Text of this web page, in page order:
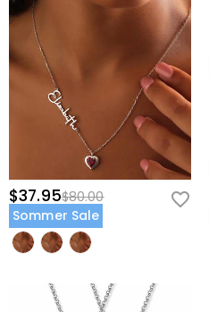
$37.95$80.00
Sommer Sale